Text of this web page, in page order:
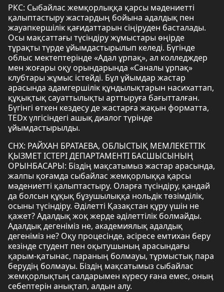
РКС: Сыбайлас жемқорлыққа қарсы мәдениетті
қалыптастыру жастардың бойына адалдық пен
жауапкершілік қағидаттарын сіңіруден басталады.
Осы мақсаттағы түсіндіру жұмыстары өңірде
тұрақты түрде ұйымдастырылып келеді. Бүгінде
облыс мектептерінде «Адал ұрпақ», ал колледждер
мен жоғары оқу орындарында «Саналы ұрпақ»
клубтары жұмыс істейді. Бұл ұйымдар жастар
арасында адамгершілік құндылықтарын насихаттап,
құқықтық сауаттылықты арттыруға бағытталған.
Бүгінгі өткен кездесу де жастарға жақын форматта,
TEDx үлгісіндегі ашық диалог түрінде
ұйымдастырылды.
СНХ: РАЙХАН БРАТАЕВА, ОБЛЫСТЫҚ МЕМЛЕКЕТТІК
ҚЫЗМЕТ ІСТЕРІ ДЕПАРТАМЕНТІ БАСШЫСЫНЫҢ
ОРЫНБАСАРЫ: Біздің мақсатымыз жастар арасында,
жалпы қоғамда сыбайлас жемқорлыққа қарсы
мәдениетті қалыптастыру. Оларға түсіндіру, қандай
да болсын құқық бұзушылыққа нольдік төзімділік,
осыны түсіндіру. Әділетті Қазақстан құру үшін не
қажет? Адалдық жоқ жерде әділеттілік болмайды.
Адалдық дегеніміз не, академиялық адалдық
дегеніміз не? Оқу процесінде, әсіресе емтихан беру
кезінде студент пен оқытушының арасындағы
қарым-қатынас, параның болмауы, тұрмыстық пара
берудің болмауы. Біздің мақсатымыз сыбайлас
жемқорлықтың салдарымен күресу ғана емес, оның
себептерін анықтап, алдын алу.